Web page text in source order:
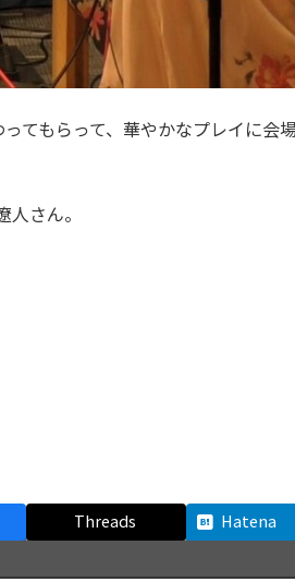
てもらって、華やかなプレイに会
さん。
Threads Hatena